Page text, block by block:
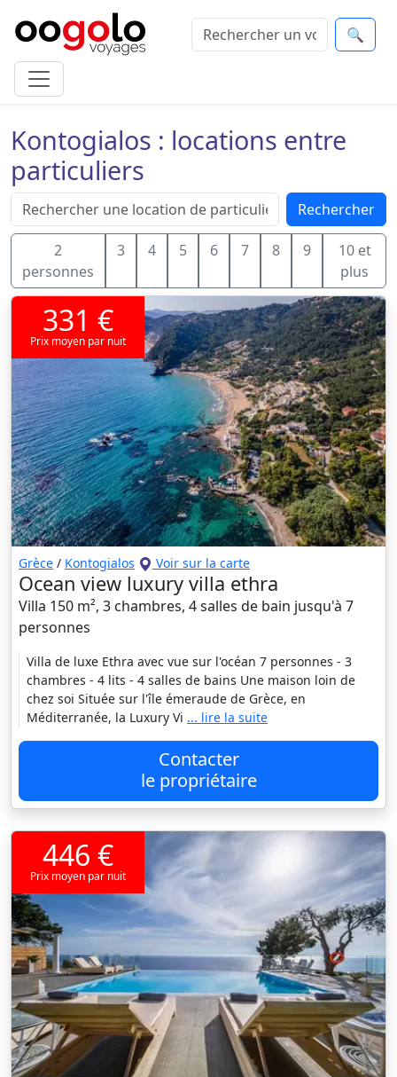
🔍
Kontogialos : locations entre
particuliers
Rechercher
2
personnes
3 4 5 6 7 8 9
10 et
plus
331 €
Prix moyen par nuit
Grèce / Kontogialos Voir sur la carte
Ocean view luxury villa ethra
Villa 150 m², 3 chambres, 4 salles de bain jusqu'à 7
personnes
Villa de luxe Ethra avec vue sur l'océan 7 personnes - 3
chambres - 4 lits - 4 salles de bains Une maison loin de
chez soi Située sur l'île émeraude de Grèce, en
Méditerranée, la Luxury Vi ... lire la suite
Contacter
le propriétaire
446 €
Prix moyen par nuit